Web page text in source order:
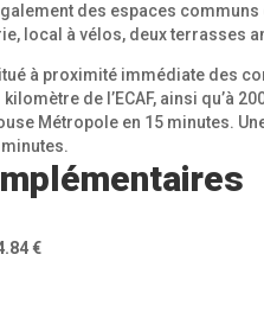
des espaces
local à vélos, deux terrasses
à proximité immédiate des
de l’ECAF, ainsi qu’à
Métropole en 15 minutes.
€